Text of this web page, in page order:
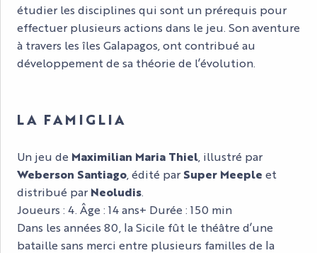
étudier les disciplines qui sont un prérequis pour
effectuer plusieurs actions dans le jeu. Son aventure
à travers les îles Galapagos, ont contribué au
développement de sa théorie de l’évolution.
LA FAMIGLIA
Un jeu de Maximilian Maria Thiel , illustré par
Weberson Santiago , édité par Super Meeple et
distribué par Neoludis.
Joueurs : 4. Âge : 14 ans+ Durée : 150 min
Dans les années 80, la Sicile fût le théâtre d’une
bataille sans merci entre plusieurs familles de la